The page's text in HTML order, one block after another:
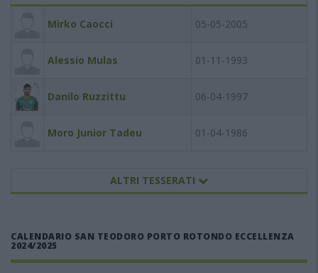
Mirko Caocci 05-05-2005
Alessio Mulas 01-11-1993
Danilo Ruzzittu 06-04-1997
Moro Junior Tadeu 01-04-1986
ALTRI TESSERATI
CALENDARIO SAN TEODORO PORTO ROTONDO ECCELLENZA
2024/2025